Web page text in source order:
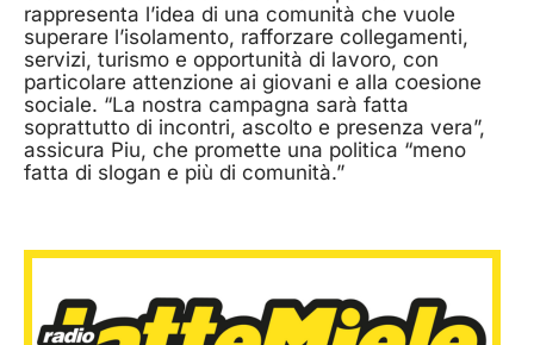
rappresenta l’idea di una comunità che vuole
superare l’isolamento, rafforzare collegamenti,
servizi, turismo e opportunità di lavoro, con
particolare attenzione ai giovani e alla coesione
sociale. “La nostra campagna sarà fatta
soprattutto di incontri, ascolto e presenza vera”,
assicura Piu, che promette una politica “meno
fatta di slogan e più di comunità.”